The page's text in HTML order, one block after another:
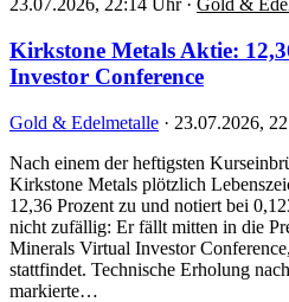
23.07.2026, 22:14 Uhr · Gold &
Kirkstone Metals Aktie:
Investor Conference
Gold & Edelmetalle · 23.07.2026,
Nach einem der heftigsten
Kirkstone Metals plötzlich
12,36 Prozent zu und notiert bei
nicht zufällig: Er fällt mitten in die
Minerals Virtual Investor
stattfindet. Technische Erholung
markierte…